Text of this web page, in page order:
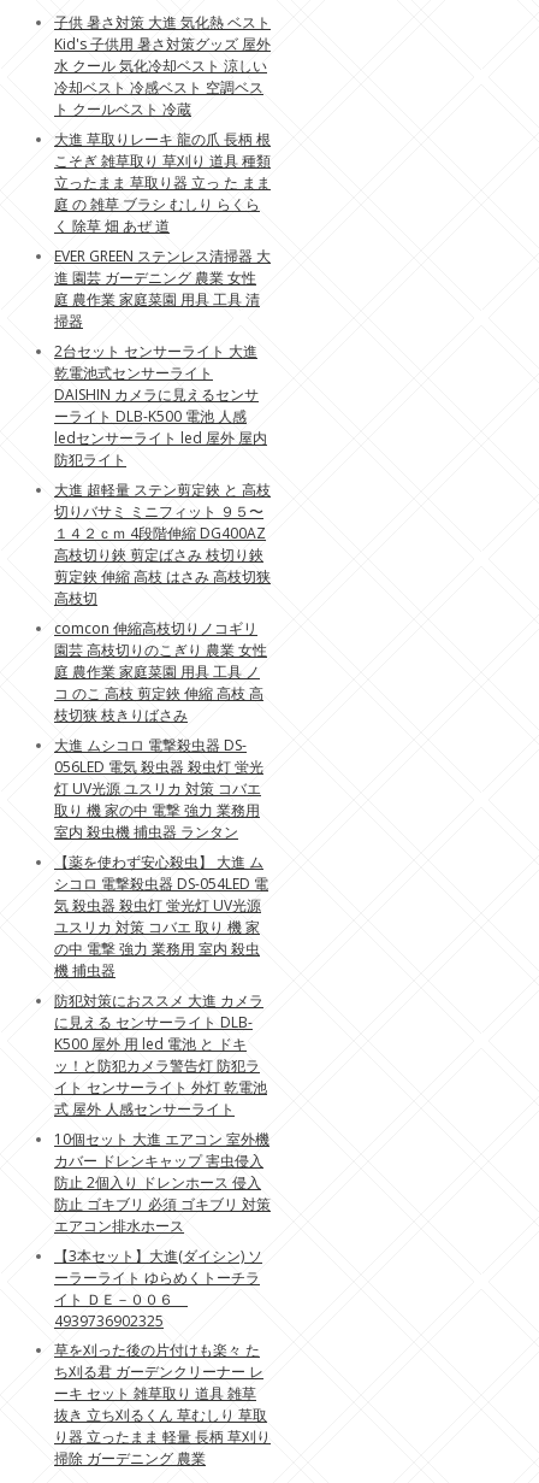
子供 暑さ対策 大進 気化熱 ベスト
Kid's 子供用 暑さ対策グッズ 屋外
水 クール 気化冷却ベスト 涼しい
冷却ベスト 冷感ベスト 空調ベス
ト クールベスト 冷蔵
大進 草取りレーキ 龍の爪 長柄 根
こそぎ 雑草取り 草刈り 道具 種類
立ったまま 草取り器 立っ た まま
庭 の 雑草 ブラシ むしり らくら
く 除草 畑 あぜ 道
EVER GREEN ステンレス清掃器 大
進 園芸 ガーデニング 農業 女性
庭 農作業 家庭菜園 用具 工具 清
掃器
2台セット センサーライト 大進
乾電池式センサーライト
DAISHIN カメラに見えるセンサ
ーライト DLB-K500 電池 人感
ledセンサーライト led 屋外 屋内
防犯ライト
大進 超軽量 ステン剪定鋏 と 高枝
切りバサミ ミニフィット ９５〜
１４２ｃｍ 4段階伸縮 DG400AZ
高枝切り鋏 剪定ばさみ 枝切り鋏
剪定鋏 伸縮 高枝 はさみ 高枝切狭
高枝切
comcon 伸縮高枝切りノコギリ
園芸 高枝切りのこぎり 農業 女性
庭 農作業 家庭菜園 用具 工具 ノ
コ のこ 高枝 剪定鋏 伸縮 高枝 高
枝切狭 枝きりばさみ
大進 ムシコロ 電撃殺虫器 DS-
056LED 電気 殺虫器 殺虫灯 蛍光
灯 UV光源 ユスリカ 対策 コバエ
取り 機 家の中 電撃 強力 業務用
室内 殺虫機 捕虫器 ランタン
【薬を使わず安心殺虫】 大進 ム
シコロ 電撃殺虫器 DS-054LED 電
気 殺虫器 殺虫灯 蛍光灯 UV光源
ユスリカ 対策 コバエ 取り 機 家
の中 電撃 強力 業務用 室内 殺虫
機 捕虫器
防犯対策におススメ 大進 カメラ
に見える センサーライト DLB-
K500 屋外 用 led 電池 と ドキ
ッ！と防犯カメラ警告灯 防犯ラ
イト センサーライト 外灯 乾電池
式 屋外 人感センサーライト
10個セット 大進 エアコン 室外機
カバー ドレンキャップ 害虫侵入
防止 2個入り ドレンホース 侵入
防止 ゴキブリ 必須 ゴキブリ 対策
エアコン排水ホース
【3本セット】大進(ダイシン) ソ
ーラーライト ゆらめくトーチラ
イト ＤＥ－００６
4939736902325
草を刈った後の片付けも楽々 た
ち刈る君 ガーデンクリーナー レ
ーキ セット 雑草取り 道具 雑草
抜き 立ち刈るくん 草むしり 草取
り器 立ったまま 軽量 長柄 草刈り
掃除 ガーデニング 農業